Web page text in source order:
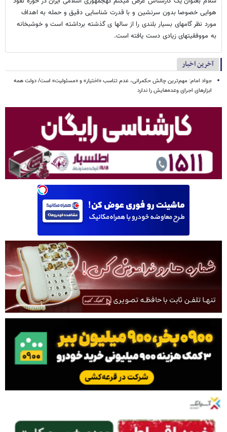
هوایی خصوصا بدون سرنشین و با قدرت شناسایی دقیق و حمله به اهداف
مورد نظر گامهای بسیار بلندی را از سالها ی گذشته برداشته است و خوشبخانه
به مووفقیتهای زیادی دست یافته است.
آخرین اخبار
جواد امام: مهم‌ترین چالش حکمرانی، عدم تناسب «اختیار» و «مسئولیت» است/ دولت همه
ابزارهای اجرای وعده‌هایش را ندارد